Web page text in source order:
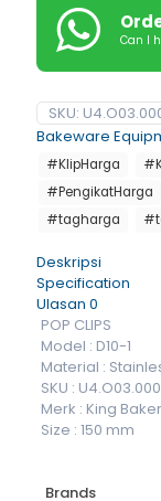
Can I
SKU:
Bakeware
#KlipHarga
#PengikatHarga
#tagharga
Deskripsi
Specification
Ulasan 0
POP CLIPS
Model : D10-1
Material :
SKU :
Merk : King Baker
Size : 150 mm
Brands